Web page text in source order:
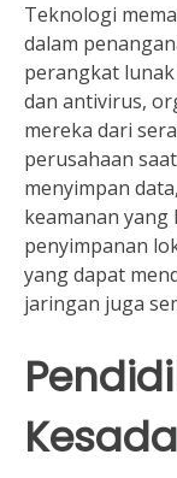
Teknologi
dalam
perangkat
dan antivirus,
mereka dari
perusahaan
menyimpan
keamanan
penyimpanan
yang dapat
jaringan juga